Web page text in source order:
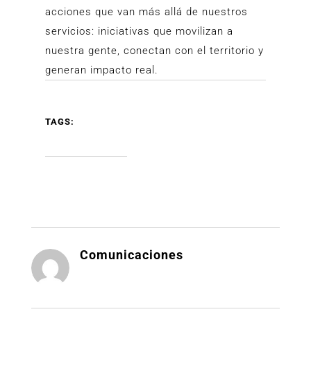
acciones que van más allá de nuestros
servicios: iniciativas que movilizan a
nuestra gente, conectan con el territorio y
generan impacto real.
TAGS:
Comunicaciones